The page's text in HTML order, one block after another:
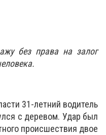
без права на залог
31-летний водитель
с деревом. Удар был
происшествия двое